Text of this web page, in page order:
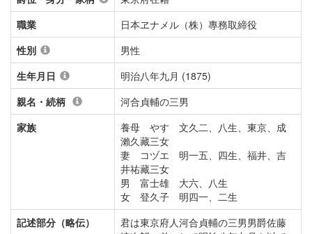
職業
日本ヱナメル（株）專務取締役
性別
男性
生年月日
明治八年九月 (1875)
親名・続柄
河合貞輔の三男
家族
養母 やす 文久二、八生、東京、成
瀨久藏三女
妻 コヅエ 明一五、四生、福井、吉
井祐藏三女
男 富士雄 大六、八生
女 登久子 明四一、二生
記述部分（略伝）
君は東京府人河合貞輔の三男男爵佐藤